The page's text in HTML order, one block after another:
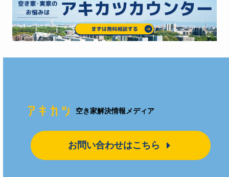
空き家解決情報メディア
お問い合わせはこちら